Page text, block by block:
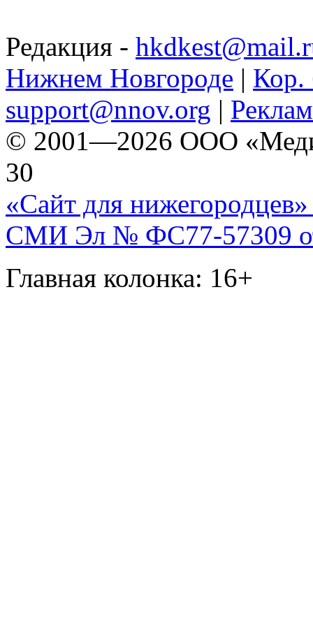
Редакция -
Нижнем Новгороде | Кор.
support@nnov.org |
© 2001—2026 ООО
30
«Сайт для нижегородцев»
СМИ Эл № ФС77-57309
Главная колонка: 16+